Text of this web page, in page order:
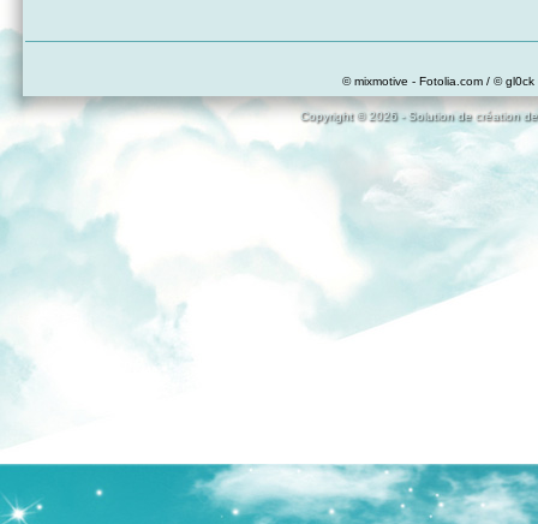
© mixmotive - Fotolia.com / ©
Copyright © 2026 - Solution de création